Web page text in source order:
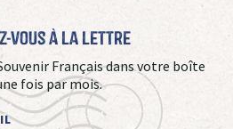
vous à La Lettre
Français dans votre boîte
fois par mois.